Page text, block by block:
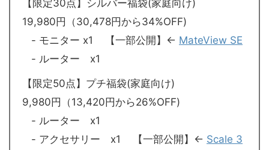
【限定30点】シルバー福袋(家庭向け)
19,980円（30,478円から34%OFF)
- モニター x1 【一部公開】← MateView SE
- ルーター x1
【限定50点】プチ福袋(家庭向け)
9,980円（13,420円から26%OFF)
- ルーター x1
- アクセサリー x1 【一部公開】← Scale 3